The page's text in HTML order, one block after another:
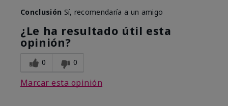
Conclusión Sí, recomendaría a un amigo
¿Le ha resultado útil esta
opinión?
0 0
Marcar esta opinión